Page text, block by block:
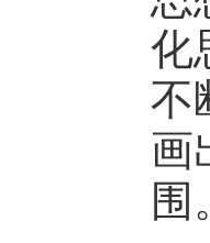
化
不
画
围